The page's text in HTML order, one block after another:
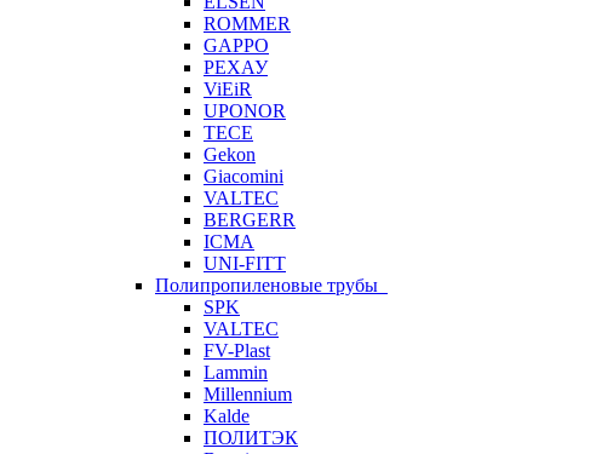
ROMMER
GAPPO
РЕХАУ
ViEiR
UPONOR
TECE
Gekon
Giacomini
VALTEC
BERGERR
ICMA
UNI-FITT
Полипропиленовые трубы
SPK
VALTEC
FV-Plast
Lammin
Millennium
Kalde
ПОЛИТЭК